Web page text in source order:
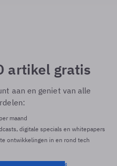
artikel gratis
aan en geniet van alle
maand
digitale specials en whitepapers
ontwikkelingen in en rond tech